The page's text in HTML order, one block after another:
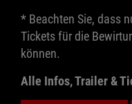
* Beachten Sie, dass
Tickets für die
können.
Alle Infos, Trailer &